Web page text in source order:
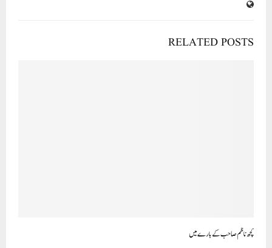
RELATED POSTS
کچھ ناظم صاحب کے بارے میں